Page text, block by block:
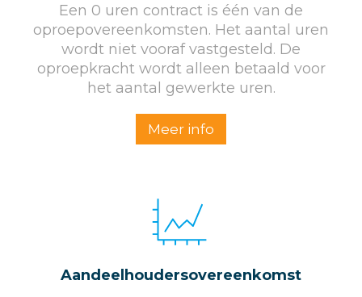
Een 0 uren contract is één van de
oproepovereenkomsten. Het aantal uren
wordt niet vooraf vastgesteld. De
oproepkracht wordt alleen betaald voor
het aantal gewerkte uren.
Meer info
Aandeelhoudersovereenkomst